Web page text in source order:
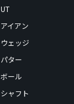
UT
アイアン
ウェッジ
パター
ボール
シャフト